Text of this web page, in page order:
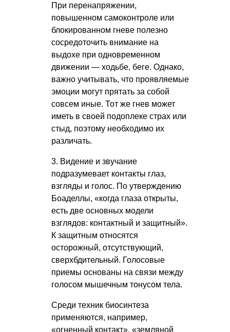
При перенапряжении,
повышенном самоконтроле или
блокированном гневе полезно
сосредоточить внимание на
выдохе при одновременном
движении — ходьбе, беге. Однако,
важно учитывать, что проявляемые
эмоции могут прятать за собой
совсем иные. Тот же гнев может
иметь в своей подоплеке страх или
стыд, поэтому необходимо их
различать.
3. Видение и звучание
подразумевает контакты глаз,
взгляды и голос. По утверждению
Боаделлы, «когда глаза открыты,
есть две основных модели
взглядов: контактный и защитный».
К защитным относятся
осторожный, отсутствующий,
сверхбдительный. Голосовые
приемы основаны на связи между
голосом мышечным тонусом тела.
Среди техник биосинтеза
применяются, например,
«огненный контакт», «земляной